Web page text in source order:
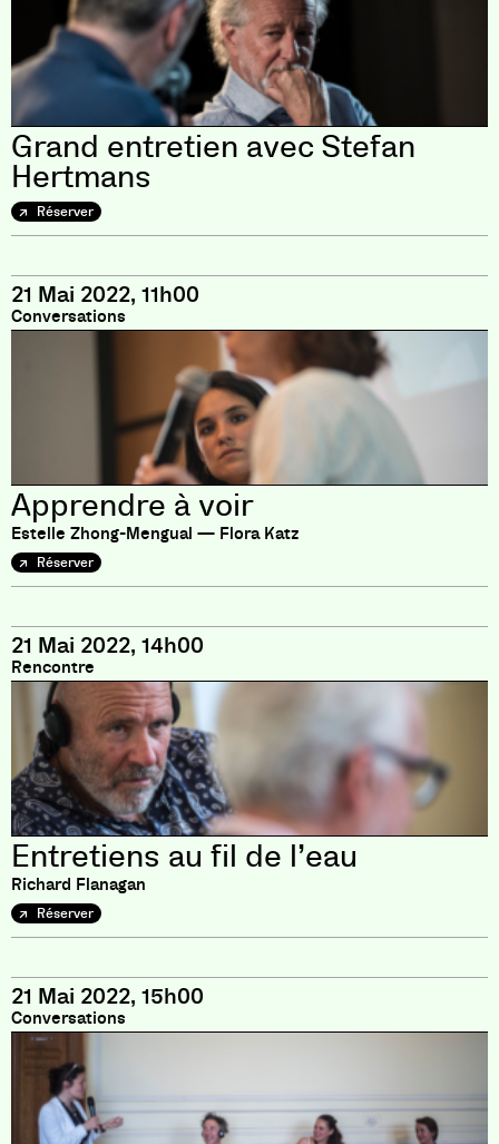
Grand entretien avec Stefan
Hertmans
Réserver
21 Mai 2022, 11h00
Conversations
Apprendre à voir
Estelle Zhong-Mengual — Flora Katz
Réserver
21 Mai 2022, 14h00
Rencontre
Entretiens au fil de l’eau
Richard Flanagan
Réserver
21 Mai 2022, 15h00
Conversations